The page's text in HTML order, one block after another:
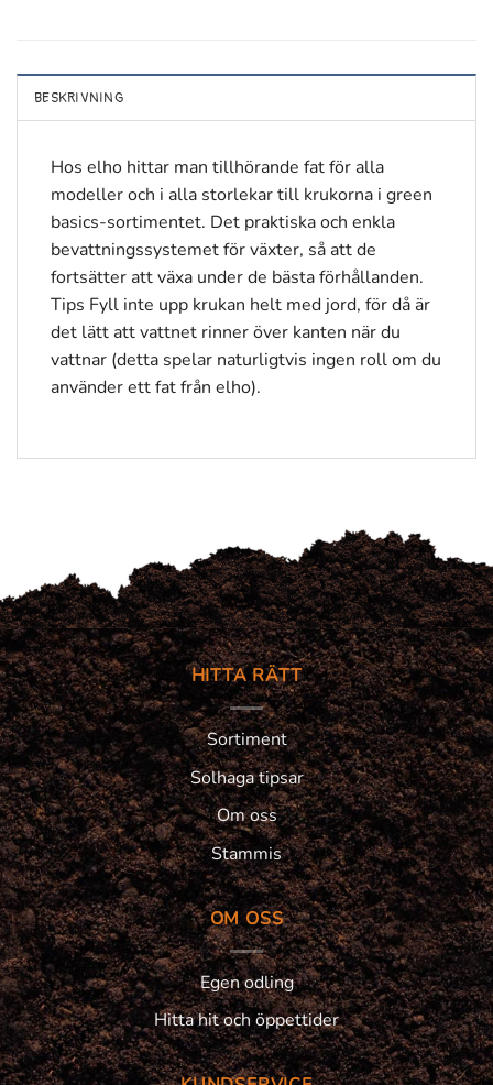
BESKRIVNING
Hos elho hittar man tillhörande fat för alla
modeller och i alla storlekar till krukorna i green
basics-sortimentet. Det praktiska och enkla
bevattningssystemet för växter, så att de
fortsätter att växa under de bästa förhållanden.
Tips Fyll inte upp krukan helt med jord, för då är
det lätt att vattnet rinner över kanten när du
vattnar (detta spelar naturligtvis ingen roll om du
använder ett fat från elho).
HITTA RÄTT
Sortiment
Solhaga tipsar
Om oss
Stammis
OM OSS
Egen odling
Hitta hit och öppettider